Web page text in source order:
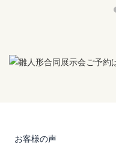
お客様の声